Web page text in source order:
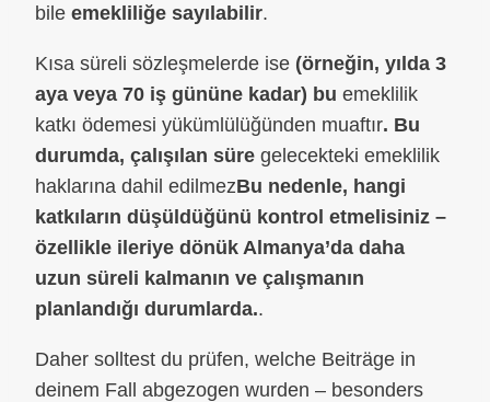
bile emekliliğe sayılabilir.
Kısa süreli sözleşmelerde ise (örneğin, yılda 3
aya veya 70 iş gününe kadar) bu emeklilik
katkı ödemesi yükümlülüğünden muaftır. Bu
durumda, çalışılan süre gelecekteki emeklilik
haklarına dahil edilmezBu nedenle, hangi
katkıların düşüldüğünü kontrol etmelisiniz –
özellikle ileriye dönük Almanya’da daha
uzun süreli kalmanın ve çalışmanın
planlandığı durumlarda..
Daher solltest du prüfen, welche Beiträge in
deinem Fall abgezogen wurden – besonders